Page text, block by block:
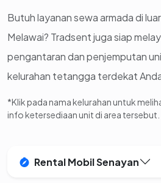
Butuh layanan sewa armada di
Melawai? Tradsent juga siap
pengantaran dan penjemputan
kelurahan tetangga terdekat
*Klik pada nama kelurahan untuk
info ketersediaan unit di area tersebut.
Rental Mobil Senayan